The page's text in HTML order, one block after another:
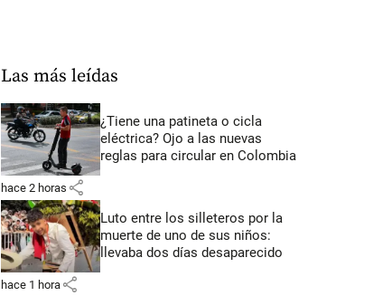
Las más leídas
¿Tiene una patineta o cicla
eléctrica? Ojo a las nuevas
reglas para circular en Colombia
hace 2 horas share
Luto entre los silleteros por la
muerte de uno de sus niños:
llevaba dos días desaparecido
hace 1 hora share